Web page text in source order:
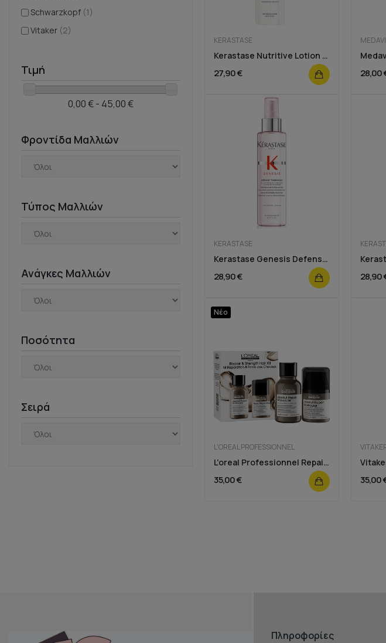
Schwarzkopf (1)
Vitaker (2)
Τιμή
0,00 € - 45,00 €
Φροντίδα Μαλλιών
Τύπος Μαλλιών
Ανάγκες Μαλλιών
Ποσότητα
Σειρά
KERASTASE
Kerastase Nutritive Lotion Thermique...
27,90 € 28,00
KERASTASE
Kerastase Genesis Defense Thermique 150ml
28,90 € 28,90
Νέο
L'OREAL PROFESSIONNEL
L'oreal Professionnel Repair & Strenght Hair Kit
35,00 € 35,00
Πληροφορίες